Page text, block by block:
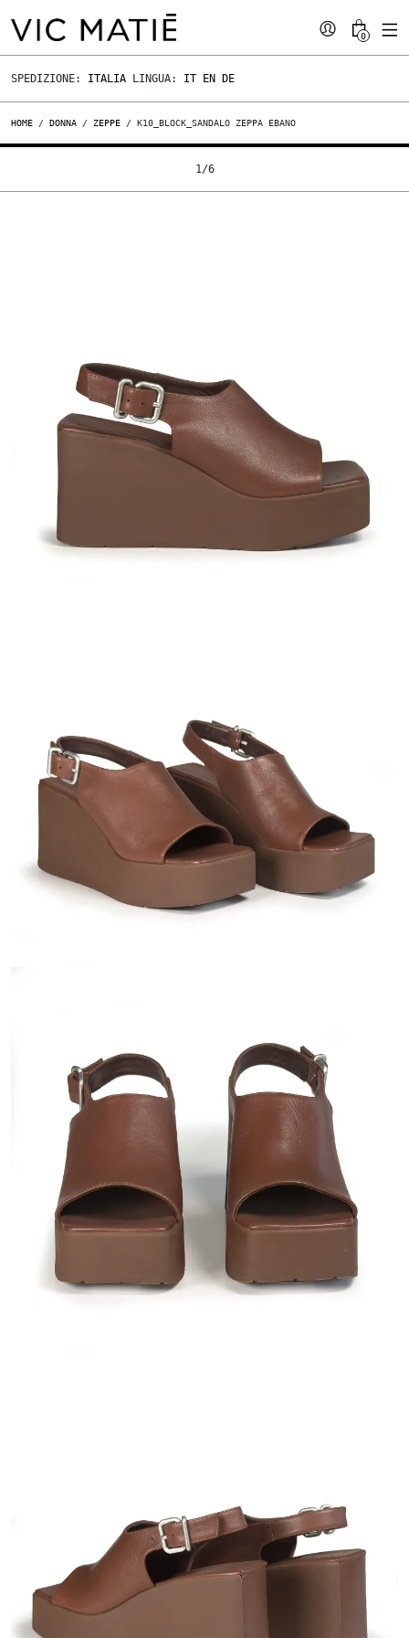
0
SPEDIZIONE: ITALIA LINGUA: IT EN DE
HOME / DONNA / ZEPPE / K10_BLOCK_SANDALO ZEPPA EBANO
1/6